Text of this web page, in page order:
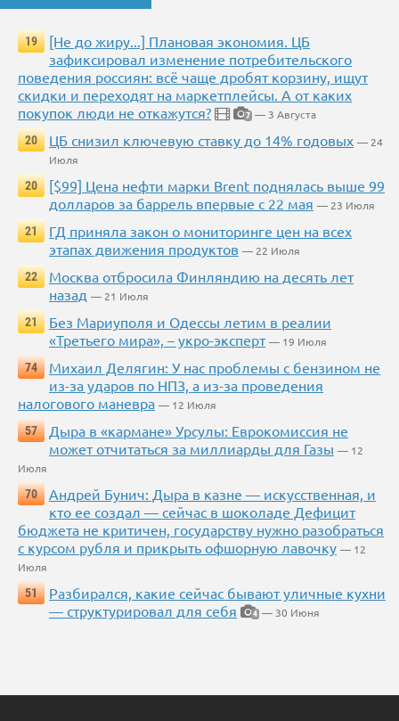
19
[Не до жиру...] Плановая экономия. ЦБ
зафиксировал изменение потребительского
поведения россиян: всё чаще дробят корзину, ищут
скидки и переходят на маркетплейсы. А от каких
покупок люди не откажутся?
7 — 3 Августа
20
ЦБ снизил ключевую ставку до 14% годовых — 24
Июля
20
[$99] Цена нефти марки Brent поднялась выше 99
долларов за баррель впервые с 22 мая — 23 Июля
21
ГД приняла закон о мониторинге цен на всех
этапах движения продуктов — 22 Июля
22
Москва отбросила Финляндию на десять лет
назад — 21 Июля
21
Без Мариуполя и Одессы летим в реалии
«Третьего мира», – укро-эксперт — 19 Июля
74
Михаил Делягин: У нас проблемы с бензином не
из-за ударов по НПЗ, а из-за проведения
налогового маневра — 12 Июля
57
Дыра в «кармане» Урсулы: Еврокомиссия не
может отчитаться за миллиарды для Газы — 12
Июля
70
Андрей Бунич: Дыра в казне — искусственная, и
кто ее создал — сейчас в шоколаде Дефицит
бюджета не критичен, государству нужно разобраться
с курсом рубля и прикрыть офшорную лавочку — 12
Июля
51
Разбирался, какие сейчас бывают уличные кухни
— структурировал для себя
4 — 30 Июня